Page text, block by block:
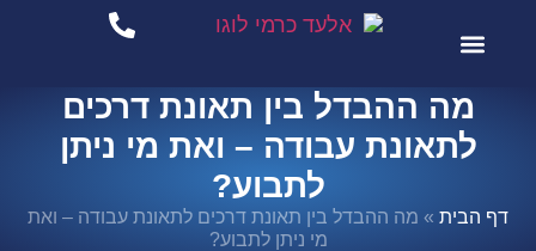
מה ההבדל בין תאונת דרכים
לתאונת עבודה – ואת מי ניתן
לתבוע?
דף הבית » מה ההבדל בין תאונת דרכים לתאונת עבודה – ואת
מי ניתן לתבוע?